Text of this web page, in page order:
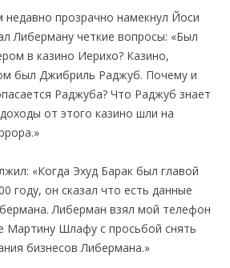
прозрачно намекнул Йоси
Либерману четкие вопросы: «Был
в казино Иерихо? Казино,
был Джибриль Раджуб. Почему и
Раджуба? Что Раджуб знает
от этого казино шли на
«Когда Эхуд Барак был главой
году, он сказал что есть данные
Либерман взял мой телефон
Мартину Шлафу с просьбой снять
бизнесов Либермана.»